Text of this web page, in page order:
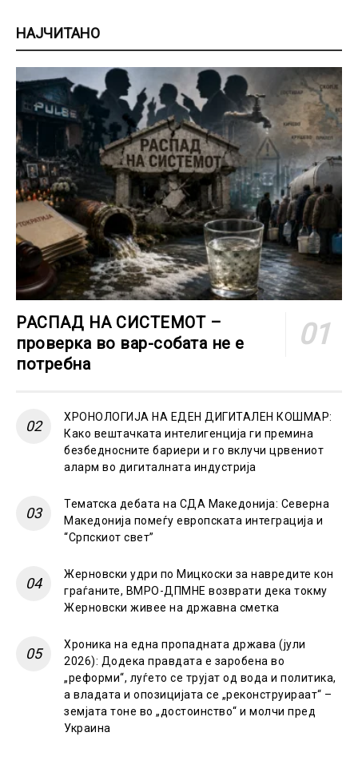
НАЈЧИТАНО
РАСПАД НА СИСТЕМОТ –
проверка во вар-собата не е
потребна
ХРОНОЛОГИЈА НА ЕДЕН ДИГИТАЛЕН КОШМАР:
Како вештачката интелигенција ги премина
безбедносните бариери и го вклучи црвениот
аларм во дигиталната индустрија
Тематска дебата на СДА Македонија: Северна
Македонија помеѓу европската интеграција и
“Српскиот свет”
Жерновски удри по Мицкоски за навредите кон
граѓаните, ВМРО-ДПМНЕ возврати дека токму
Жерновски живее на државна сметка
Хроника на една пропадната држава (јули
2026): Додека правдата е заробена во
„реформи“, луѓето се трујат од вода и политика,
а владата и опозицијата се „реконструираат“ –
земјата тоне во „достоинство“ и молчи пред
Украина